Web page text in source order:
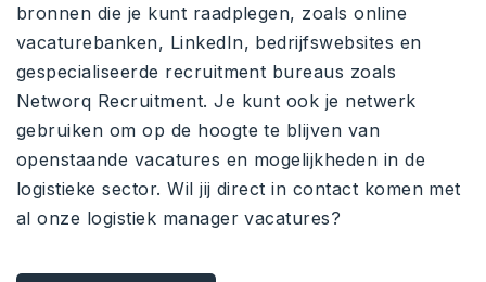
bronnen die je kunt raadplegen, zoals online
vacaturebanken, LinkedIn, bedrijfswebsites en
gespecialiseerde recruitment bureaus zoals
Networq Recruitment. Je kunt ook je netwerk
gebruiken om op de hoogte te blijven van
openstaande vacatures en mogelijkheden in de
logistieke sector. Wil jij direct in contact komen met
al onze logistiek manager vacatures?